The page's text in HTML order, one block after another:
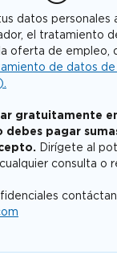
datos personales
el tratamiento
oferta de empleo,
de datos de
gratuitamente
debes pagar
Dirígete al
consulta o